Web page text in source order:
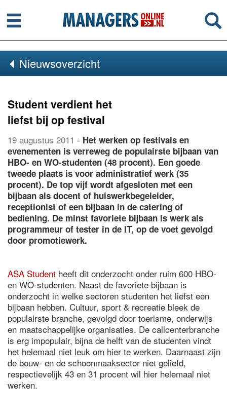
Menu
Nieuwsoverzicht
Student verdient het
liefst bij op festival
19 augustus 2011 - Het werken op festivals en
evenementen is verreweg de populairste bijbaan van
HBO- en WO-studenten (48 procent). Een goede
tweede plaats is voor administratief werk (35
procent). De top vijf wordt afgesloten met een
bijbaan als docent of huiswerkbegeleider,
receptionist of een bijbaan in de catering of
bediening. De minst favoriete bijbaan is werk als
programmeur of tester in de IT, op de voet gevolgd
door promotiewerk.
ASA Student heeft dit onderzocht onder ruim 600 HBO-
en WO-studenten. Naast de favoriete bijbaan is
onderzocht in welke sectoren studenten het liefst een
bijbaan hebben. Cultuur, sport & recreatie bleek de
populairste branche, gevolgd door toerisme, onderwijs
en maatschappelijke organisaties. De callcenterbranche
is erg impopulair, bijna de helft van de studenten vindt
het helemaal niet leuk om hier te werken. Daarnaast zijn
de bouw- en de schoonmaaksector niet geliefd,
respectievelijk 43 en 31 procent wil hier helemaal niet
werken.